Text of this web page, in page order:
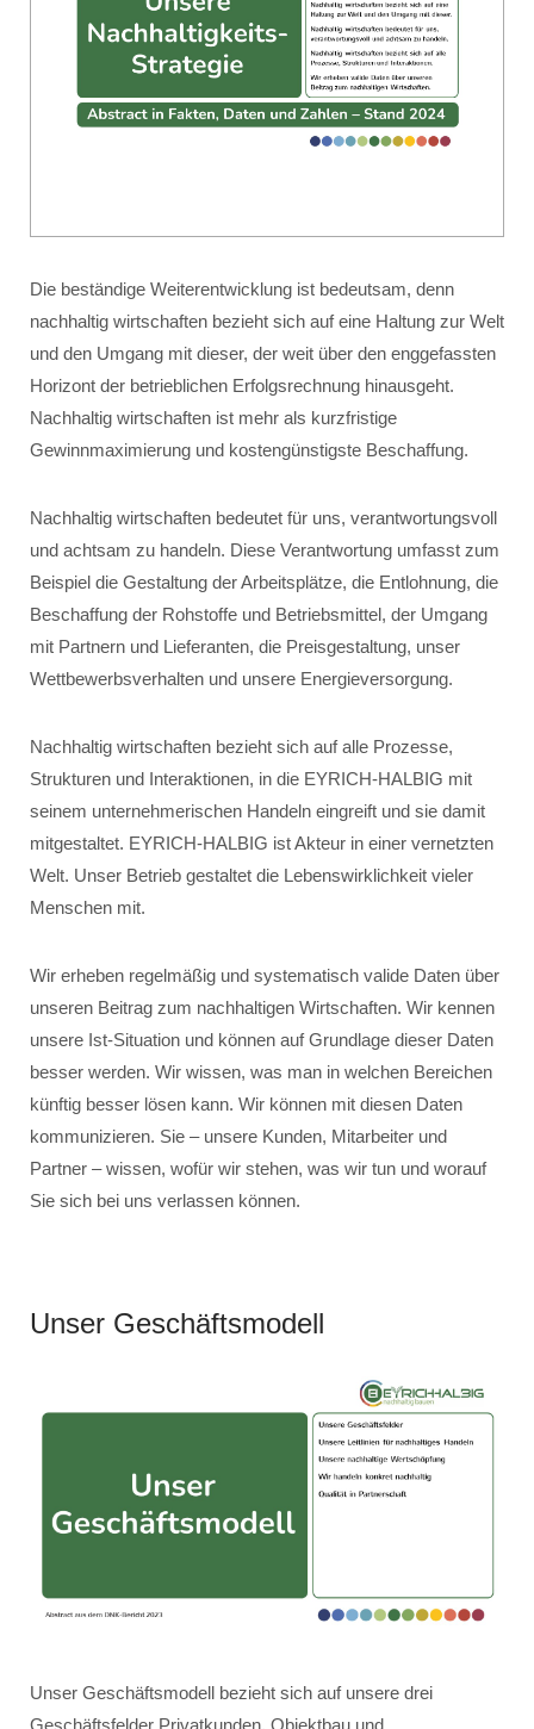
Die beständige Weiterentwicklung ist bedeutsam, denn
nachhaltig wirtschaften bezieht sich auf eine Haltung zur Welt
und den Umgang mit dieser, der weit über den enggefassten
Horizont der betrieblichen Erfolgsrechnung hinausgeht.
Nachhaltig wirtschaften ist mehr als kurzfristige
Gewinnmaximierung und kostengünstigste Beschaffung.
Nachhaltig wirtschaften bedeutet für uns, verantwortungsvoll
und achtsam zu handeln. Diese Verantwortung umfasst zum
Beispiel die Gestaltung der Arbeitsplätze, die Entlohnung, die
Beschaffung der Rohstoffe und Betriebsmittel, der Umgang
mit Partnern und Lieferanten, die Preisgestaltung, unser
Wettbewerbsverhalten und unsere Energieversorgung.
Nachhaltig wirtschaften bezieht sich auf alle Prozesse,
Strukturen und Interaktionen, in die EYRICH-HALBIG mit
seinem unternehmerischen Handeln eingreift und sie damit
mitgestaltet. EYRICH-HALBIG ist Akteur in einer vernetzten
Welt. Unser Betrieb gestaltet die Lebenswirklichkeit vieler
Menschen mit.
Wir erheben regelmäßig und systematisch valide Daten über
unseren Beitrag zum nachhaltigen Wirtschaften. Wir kennen
unsere Ist-Situation und können auf Grundlage dieser Daten
besser werden. Wir wissen, was man in welchen Bereichen
künftig besser lösen kann. Wir können mit diesen Daten
kommunizieren. Sie – unsere Kunden, Mitarbeiter und
Partner – wissen, wofür wir stehen, was wir tun und worauf
Sie sich bei uns verlassen können.
Unser Geschäftsmodell
Unser Geschäftsmodell bezieht sich auf unsere drei
Geschäftsfelder Privatkunden, Objektbau und